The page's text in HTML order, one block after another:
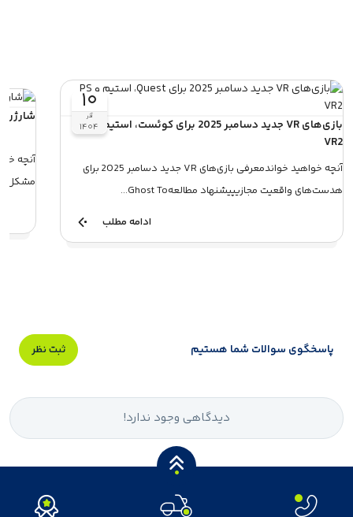
۱۰
آذر
۱۴۰۴
بازی‌های VR جدید دسامبر 2025 برای کوئست، استیم و PS
VR2
آنچه خواهید خواندمعرفی بازی‌های VR جدید دسامبر 2025 برای
هدست‌های واقعیت مجازیپیشنهاد مطالعهGhost To...
ادامه مطلب
شارژر Baseus GaN5 Mini 30w، دلایل عدم فست شارژ
مشکل
پاسخگوی سوالات شما هستیم ثبت نظر
دیدگاهی وجود ندارد!